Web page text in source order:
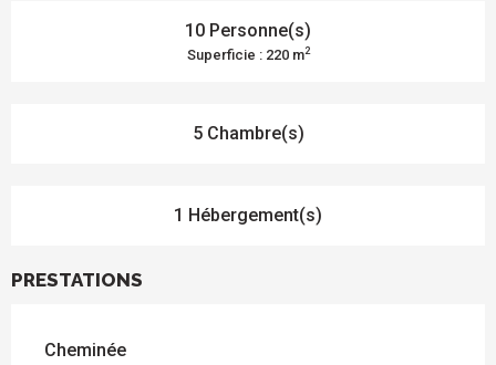
10 Personne(s)
Superficie : 220 m2
5 Chambre(s)
1 Hébergement(s)
PRESTATIONS
Cheminée